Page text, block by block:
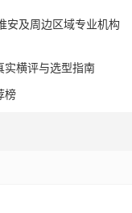
安及周边区域专业机构
实横评与选型指南
榜